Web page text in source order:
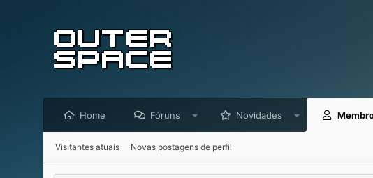
Home Fóruns Novidades
Visitantes atuais Novas postagens de perfil